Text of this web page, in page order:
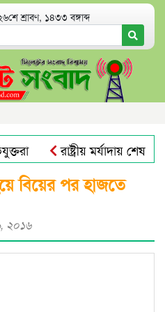
শ্রাবণ, ১৪৩৩ বঙ্গাব্দ
রাষ্ট্রীয় মর্যাদায় শেষ
মহানগর বিএনপির সভাপতি
বিয়ের পর হাজতে
২০১৬